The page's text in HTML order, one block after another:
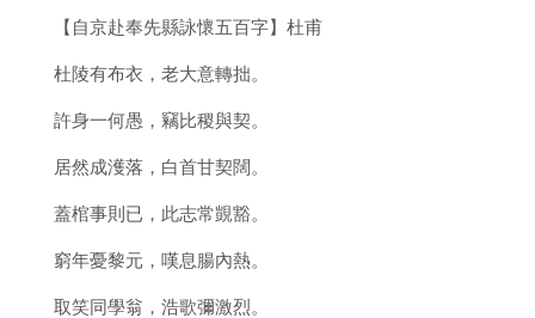
【自京赴奉先縣詠懷五百字】杜甫
杜陵有布衣，老大意轉拙。
許身一何愚，竊比稷與契。
居然成濩落，白首甘契闊。
蓋棺事則已，此志常覬豁。
窮年憂黎元，嘆息腸內熱。
取笑同學翁，浩歌彌激烈。